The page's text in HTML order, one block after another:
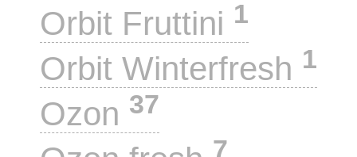
Orbit Fruttini 1
Orbit Winterfresh 1
Ozon 37
7